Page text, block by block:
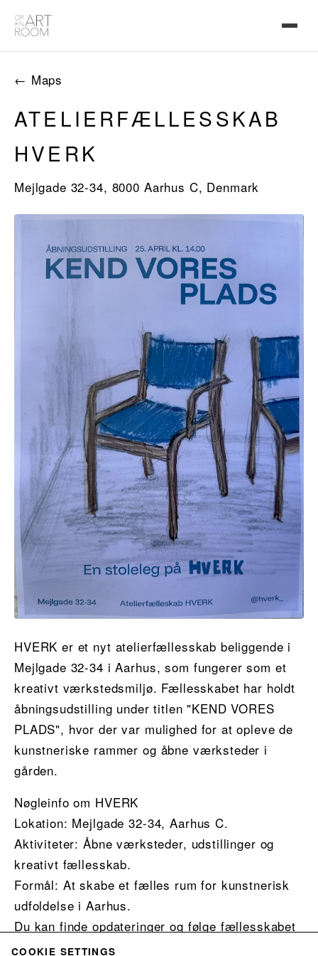
← Maps
ATELIERFÆLLESSKAB
HVERK
Mejlgade 32-34, 8000 Aarhus C, Denmark
HVERK er et nyt atelierfællesskab beliggende i
Mejlgade 32-34 i Aarhus, som fungerer som et
kreativt værkstedsmiljø. Fællesskabet har holdt
åbningsudstilling under titlen "KEND VORES
PLADS", hvor der var mulighed for at opleve de
kunstneriske rammer og åbne værksteder i
gården.
Nøgleinfo om HVERK
Lokation: Mejlgade 32-34, Aarhus C.
Aktiviteter: Åbne værksteder, udstillinger og
kreativt fællesskab.
Formål: At skabe et fælles rum for kunstnerisk
udfoldelse i Aarhus.
Du kan finde opdateringer og følge fællesskabet
via deres Instagram-profil.
COOKIE SETTINGS